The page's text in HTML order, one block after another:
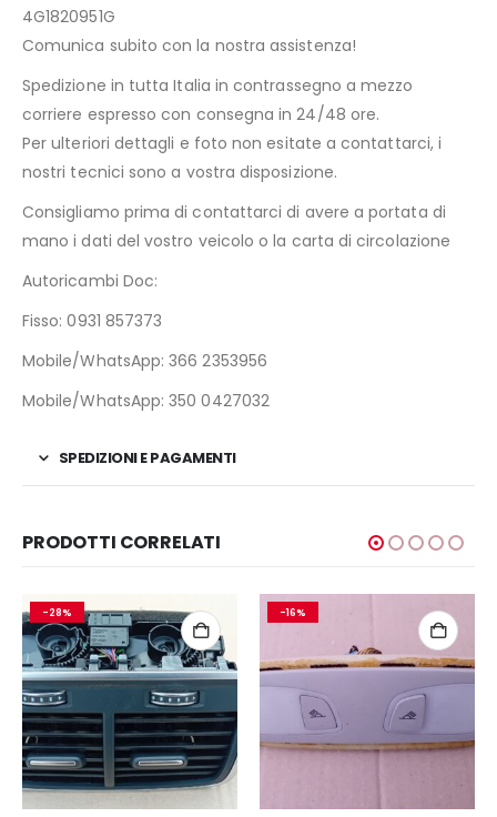
4G1820951G
Comunica subito con la nostra assistenza!
Spedizione in tutta Italia in contrassegno a mezzo
corriere espresso con consegna in 24/48 ore.
Per ulteriori dettagli e foto non esitate a contattarci, i
nostri tecnici sono a vostra disposizione.
Consigliamo prima di contattarci di avere a portata di
mano i dati del vostro veicolo o la carta di circolazione
Autoricambi Doc:
Fisso: 0931 857373
Mobile/WhatsApp: 366 2353956
Mobile/WhatsApp: 350 0427032
SPEDIZIONI E PAGAMENTI
PRODOTTI CORRELATI
-28% -16%